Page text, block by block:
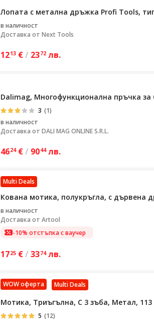
Лопата с метална дръжка Profi Tools,
в наличност
Доставка от Next Tools
1213 €/ 2372 лв.
Dalimag, Многофункционална пръчка за
3 (1)
в наличност
Доставка от DALI MAG ONLINE S.R.L.
4624 €/ 9044 лв.
Multi Deals
Кована мотика, полукръгла, с дървена
в наличност
Доставка от Artool
-10% отстъпка с ваучер
1725 €/ 3374 лв.
Multi Deals
WOW оферта
Мотика, Триъгълна, С 3 зъба, Метал, 113
5 (12)